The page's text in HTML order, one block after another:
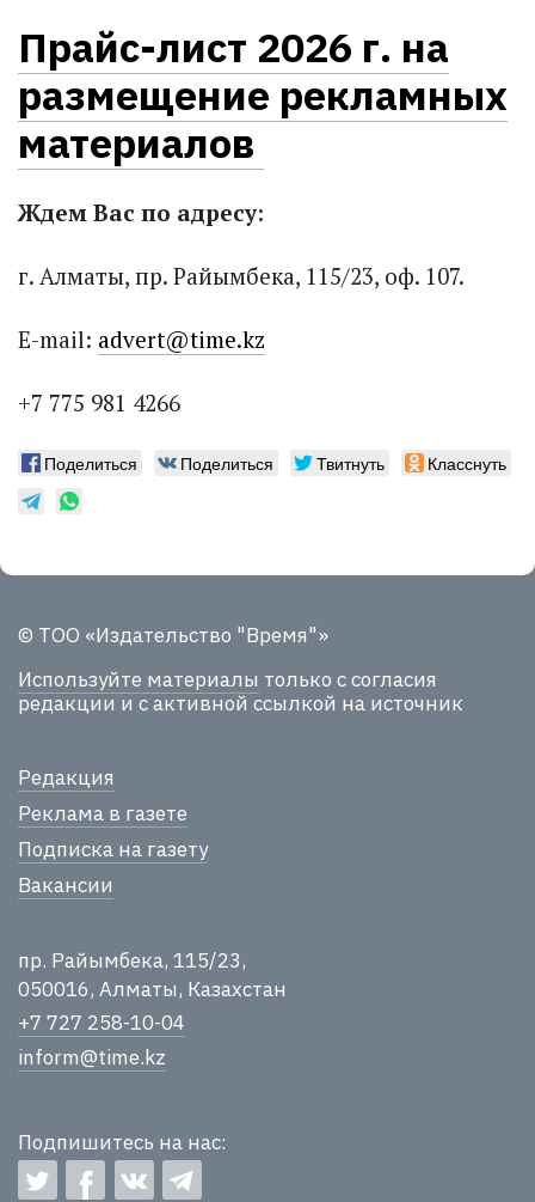
Прайс-лист 2026 г. на
размещение рекламных
материалов
Ждем Вас по адресу:
г. Алматы, пр. Райымбека, 115/23, оф. 107.
E-mail: advert@time.kz
+7 775 981 4266
Поделиться Поделиться Твитнуть Класснуть
© ТОО «Издательство "Время"»
Используйте материалы только с согласия
редакции и с активной ссылкой на источник
Редакция
Реклама в газете
Подписка на газету
Вакансии
пр. Райымбека, 115/23,
050016, Алматы, Казахстан
+7 727 258-10-04
inform@time.kz
Подпишитесь на нас: